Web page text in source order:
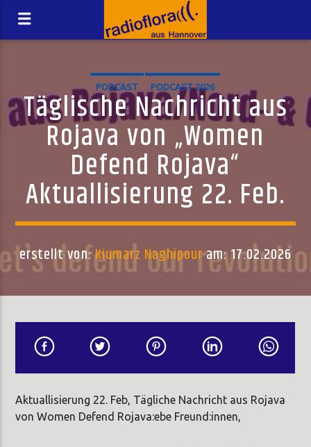
PODCAST PODCAST 2026
Täglische Nachricht aus
Rojava von „Women
Defend Rojava“
Aktuallisierung 22. Feb.
erstellt von:Kiumarz Naghipouram: 17.02.2026
Aktuallisierung 22. Feb, Tägliche Nachricht aus Rojava
von Women Defend Rojava:ebe Freund:innen,